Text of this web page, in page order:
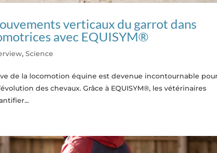
verticaux du garrot dans
avec EQUISYM®
,Science
de la locomotion équine est devenue incontournable
des chevaux. Grâce à EQUISYM®, les vétérinaires